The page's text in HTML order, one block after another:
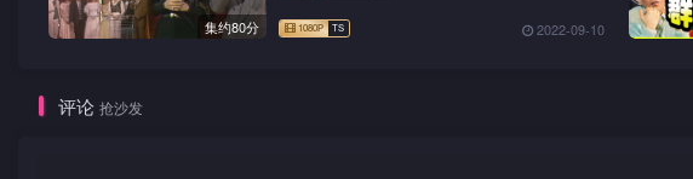
集约80分 2022-09-10
评论 抢沙发